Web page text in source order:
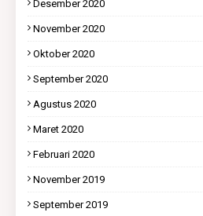
Desember 2020
November 2020
Oktober 2020
September 2020
Agustus 2020
Maret 2020
Februari 2020
November 2019
September 2019